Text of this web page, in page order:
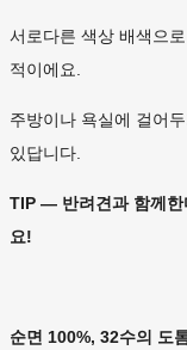
서로다른 색상 배색으
적이에요.
주방이나 욕실에 걸어
있답니다.
TIP — 반려견과 함께한
요!
순면 100%, 32수의 도